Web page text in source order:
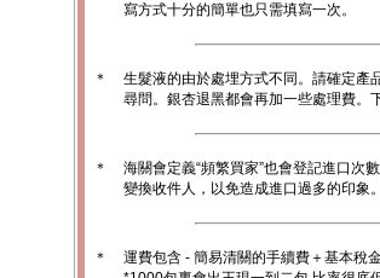
寫方式十分的簡單也只需填寫一次。
＊
生髮液的由於處埋方式不同。請確定產
尋問。銀杏退黑都會再加一些處理費。
＊
海關會定義“頻繁買家”也會登記進口次
變換收件人，以免造成進口過多的印象
＊
運費包含 - 簡易清關的手續費＋基本稅